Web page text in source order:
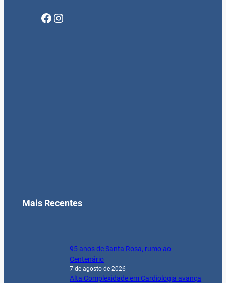
Facebook Instagram
Mais Recentes
95 anos de Santa Rosa, rumo ao
Centenário
7 de agosto de 2026
Alta Complexidade em Cardiologia avança